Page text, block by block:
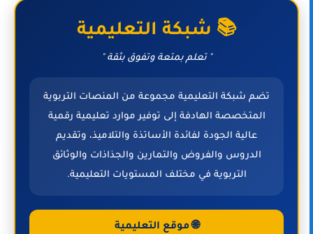
📚 شبكة التعليمية
" تعلم بمتعة وتفوق بثقة "
تضم شبكة التعليمية مجموعة من المنصات التربوية
المتخصصة الهادفة إلى توفير موارد تعليمية رقمية
عالية الجودة لفائدة الأساتذة والتلاميذ، وتقديم
الدروس والفروض والتمارين والجذاذات والوثائق
التربوية في مختلف المستويات التعليمية.
🌐 موقع التعليمية